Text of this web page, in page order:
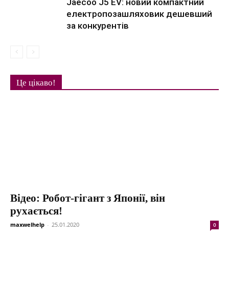
Jaecoo J5 EV: новий компактний
електропозашляховик дешевший
за конкурентів
Це цікаво!
Відео: Робот-гігант з Японії, він
рухається!
maxwelhelp - 25.01.2020 0